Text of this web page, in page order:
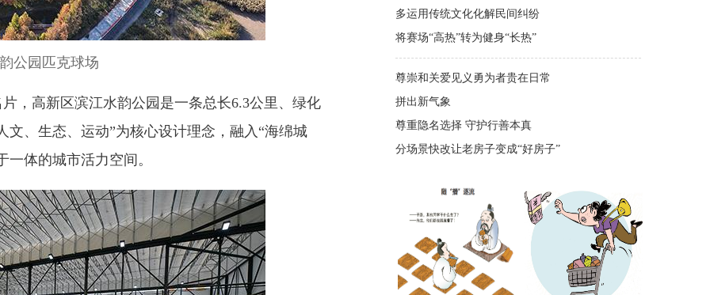
公园匹克球场
新区滨江水韵公园是一条总长6.3公里、绿化
文、生态、运动”为核心设计理念，融入“海绵城
体的城市活力空间。
多运用传统文化化解民间纠纷
将赛场“高热”转为健身“长热”
尊崇和关爱见义勇为者贵在日常
拼出新气象
尊重隐名选择 守护行善本真
分场景快改让老房子变成“好房子”